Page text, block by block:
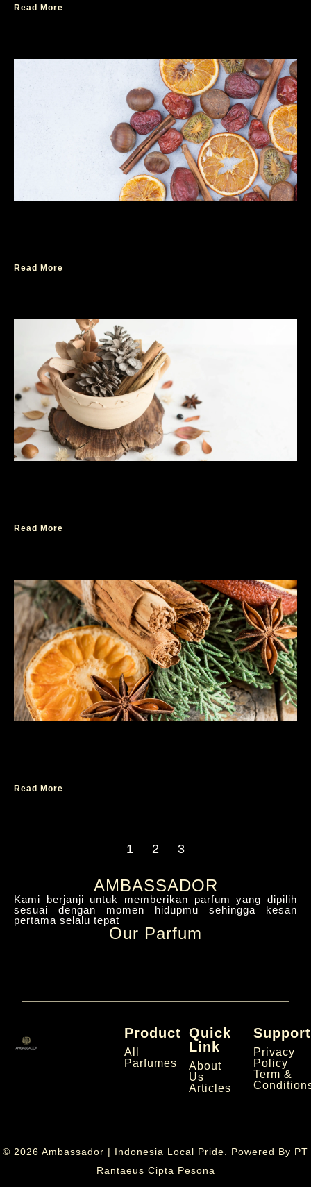
Read More
Read More
Read More
Read More
1 2 3
AMBASSADOR
Kami berjanji untuk memberikan parfum yang dipilih
sesuai dengan momen hidupmu sehingga kesan
pertama selalu tepat
Our Parfum
Product
All
Parfumes
Quick
Link
About
Us
Articles
Support
Privacy
Policy
Term &
© 2026 Ambassador | Indonesia Local Pride. Powered By PT
Rantaeus Cipta Pesona